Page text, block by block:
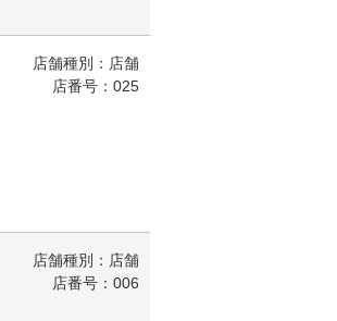
店舗種別：店舗
店番号：025
店舗種別：店舗
店番号：006